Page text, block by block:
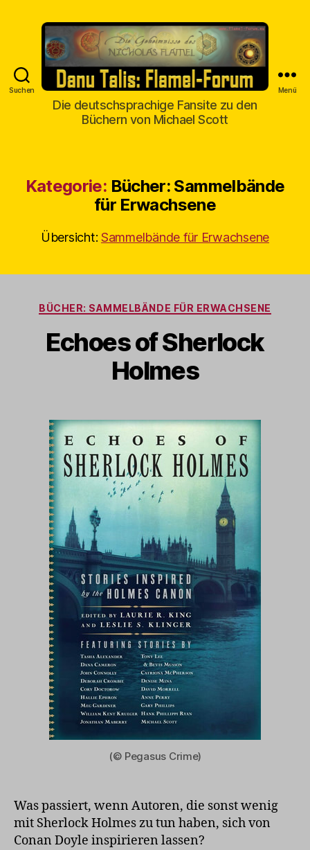
Suchen
Danu
Talis
Die deutschsprachige Fansite zu den
Büchern von Michael Scott
Menü
Kategorie: Bücher: Sammelbände
für Erwachsene
Übersicht:Sammelbände für Erwachsene
Kategorien
BÜCHER: SAMMELBÄNDE FÜR ERWACHSENE
Echoes of Sherlock
Holmes
(© Pegasus Crime)
Was passiert, wenn Autoren, die sonst wenig
mit Sherlock Holmes zu tun haben, sich von
Conan Doyle inspirieren lassen?